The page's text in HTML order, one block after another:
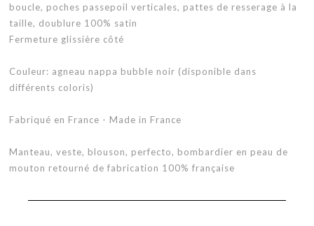
boucle, poches passepoil verticales, pattes de resserage à la
taille, doublure 100% satin
Fermeture glissière côté
Couleur: agneau nappa bubble noir (disponible dans
différents coloris)
Fabriqué en France - Made in France
Manteau, veste, blouson, perfecto, bombardier en peau de
mouton retourné de fabrication 100% française